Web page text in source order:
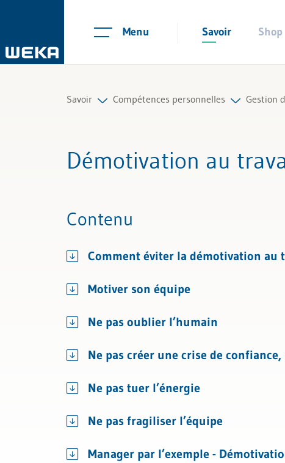
Menu Savoir Shop
Savoir
Gestion et management
Finances & TVA
Droit
Compétences personnelles
Gestion de soi
Gestion
Gestion
Démotivation au
Contenu
Comment éviter la démotivation au
Motiver son équipe
Ne pas oublier l’humain
Ne pas créer une crise de
Ne pas tuer l’énergie
Ne pas fragiliser l’équipe
Manager par l’exemple -